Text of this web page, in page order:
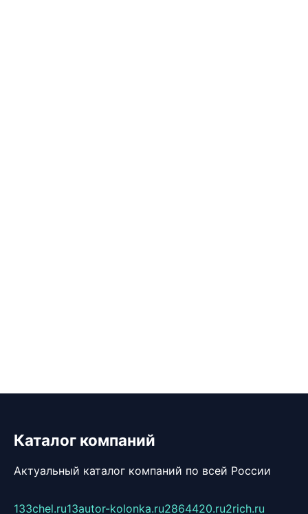
Каталог компаний
Актуальный каталог компаний по всей России
133chel.ru13autor-kolonka.ru2864420.ru2rich.ru